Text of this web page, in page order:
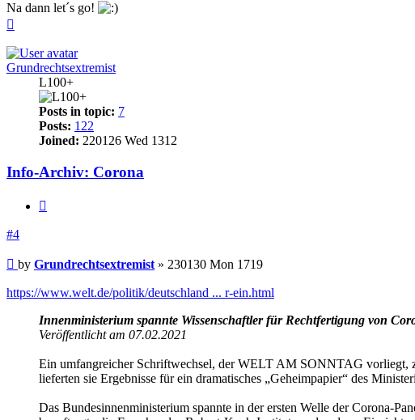
Na dann let´s go!
Grundrechtsextremist
L100+
Posts in topic: 7
Posts: 122
Joined: 220126 Wed 1312
Info-Archiv: Corona
#4
Post
by Grundrechtsextremist » 230130 Mon 1719
https://www.welt.de/politik/deutschland ... r-ein.html
Innenministerium spannte Wissenschaftler für Rechtfertigung von
Veröffentlicht am 07.02.2021
Ein umfangreicher Schriftwechsel, der WELT AM SONNTAG vorliegt,
lieferten sie Ergebnisse für ein dramatisches „Geheimpapier“ des
Das Bundesinnenministerium spannte in der ersten Welle der Corona-